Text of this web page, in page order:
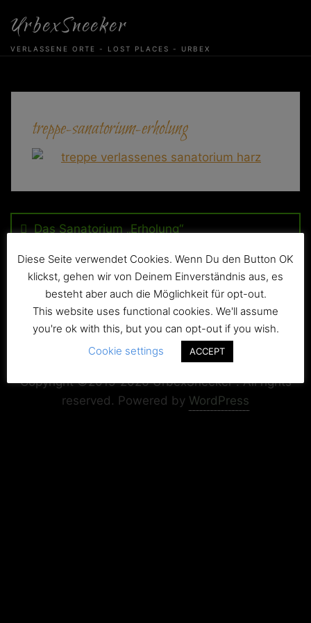
content
UrbexSneeker
VERLASSENE ORTE - LOST PLACES - URBEX
treppe-sanatorium-erholung
Das Sanatorium „Erholung“
Copyright+Impressum Privacy & Cookie Policy
Copyright ©2015-2026 UrbexSneeker . All rights
reserved. Powered by WordPress
Diese Seite verwendet Cookies. Wenn Du den Button OK
klickst, gehen wir von Deinem Einverständnis aus, es
besteht aber auch die Möglichkeit für opt-out.
This website uses functional cookies. We'll assume
you're ok with this, but you can opt-out if you wish.
Cookie settings
ACCEPT